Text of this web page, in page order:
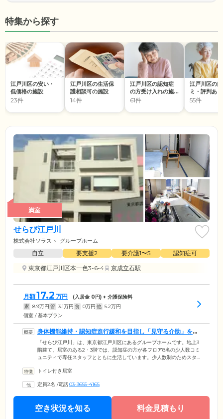
特集から探す
江戸川区の安い・
低価格の施設
23件
江戸川区の生活保
護相談可の施設
14件
江戸川区の認知症
の方受け入れの施
設
61件
江戸川区の
ミ・評判あ
設
55件
満室
せらび江戸川
株式会社ソラスト グループホーム
自立 要支援2 要介護1〜5
認知症可
東京都江戸川区本一色3-6-4
京成立石駅
月額17.2 万円 (入居金 0 円) + 介護保険料
家 8.9万円 管 3.1万円 食 0万円 他 5.2万円
個室 / 基本プラン
身体機能維持・認知症進行緩和を目指し「見守る介助」を実
施しています
「せらび江戸川」は、東京都江戸川区にあるグループホームです。地上3
階建て、居室のある2・3階では、認知症の方が各フロア8名の少人数コミ
ュニティで専任スタッフとともに生活しています。少人数制のためスタ
ることが強みです。当施設ではご入居者様の現状の身体機能を維持する
で自分でできることは自分で行う「生活リハビリ」を行い、掃除や洗濯
などの家事はコミュニティの中で役割分担しながら取り組んでいます。
図っています。
トイレ付き居室
定員2名 /電話03-3655-4165
空き状況を知る 料金見積もり